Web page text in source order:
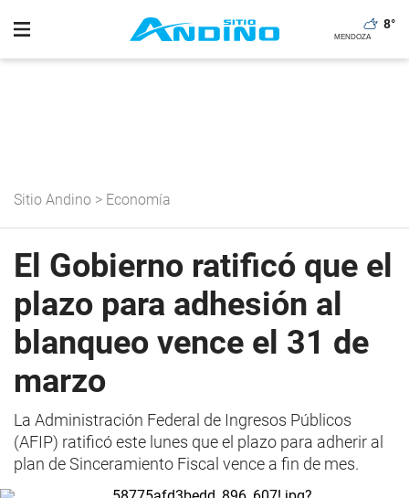
8°
Sitio Andino > Economía
El Gobierno ratificó que el
plazo para adhesión al
blanqueo vence el 31 de
marzo
La Administración Federal de Ingresos Públicos
(AFIP) ratificó este lunes que el plazo para adherir al
plan de Sinceramiento Fiscal vence a fin de mes.